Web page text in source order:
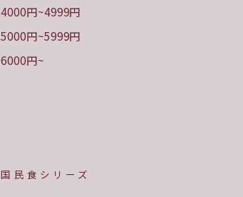
4000円~4999円
5000円~5999円
6000円~
国民食シリーズ